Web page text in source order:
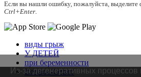
Из-за дегенеративных
Если вы нашли ошибку, пожалуйста, выделите
Ctrl+Enter.
виды грыж
У ДЕТЕЙ
при беременности
Вопрос-Ответ